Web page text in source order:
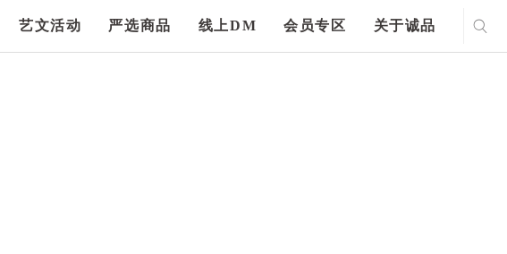
艺文活动 严选商品 线上DM 会员专区 关于诚品